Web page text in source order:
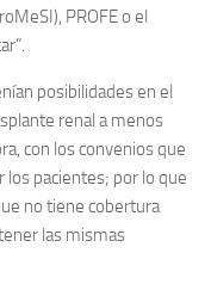
PROFE o el
posibilidades en el
renal a menos
con los convenios que
los pacientes; por lo que
no tiene cobertura
las mismas